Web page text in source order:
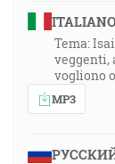
ITALIANO
Tema:
veggenti,
vogliono
MP3